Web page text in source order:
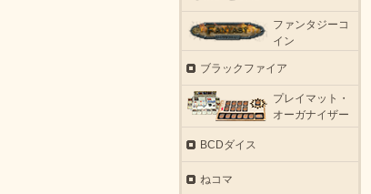
ファンタジーコ
イン
ブラックファイア
プレイマット・
オーガナイザー
BCDダイス
ねコマ